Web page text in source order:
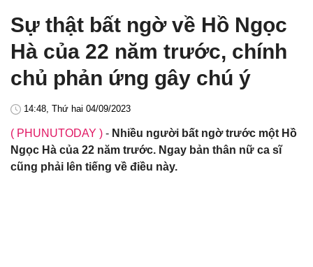
Sự thật bất ngờ về Hồ Ngọc
Hà của 22 năm trước, chính
chủ phản ứng gây chú ý
14:48, Thứ hai 04/09/2023
( PHUNUTODAY ) - Nhiều người bất ngờ trước một Hồ
Ngọc Hà của 22 năm trước. Ngay bản thân nữ ca sĩ
cũng phải lên tiếng về điều này.